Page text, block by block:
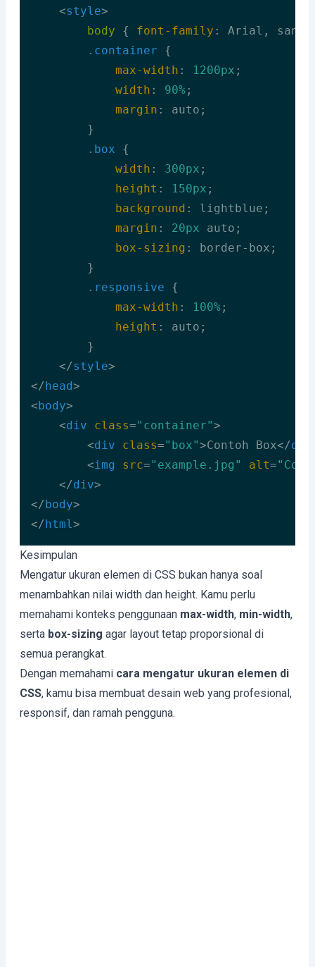
<style>
body { font-family : Arial,
.container {
max-width : 1200px ;
width : 90% ;
margin : auto;
        }
.box {
width : 300px ;
height : 150px ;
background : lightblue;
margin : 20px auto;
box-sizing : border-box;
        }
.responsive {
max-width : 100% ;
height : auto;
        }
</style>
</head>
<body>
<div class="container">
<div class="box">Contoh Box</div
<img src="example.jpg" alt=
</div>
</body>
</html>
Code language:
Kesimpulan
Mengatur ukuran elemen di CSS bukan hanya soal
menambahkan nilai width dan height. Kamu perlu
memahami konteks penggunaan max-width, min-width,
serta box-sizing agar layout tetap proporsional di
semua perangkat.
Dengan memahami cara mengatur ukuran elemen di
CSS, kamu bisa membuat desain web yang profesional,
responsif, dan ramah pengguna.